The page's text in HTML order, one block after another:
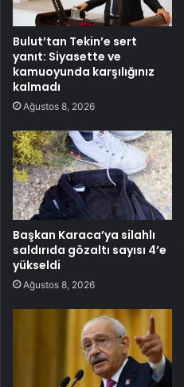
Bulut’tan Tekin’e sert
yanıt: Siyasette ve
kamuoyunda karşılığınız
kalmadı
Ağustos 8, 2026
Başkan Karaca’ya silahlı
saldırıda gözaltı sayısı 4’e
yükseldi
Ağustos 8, 2026